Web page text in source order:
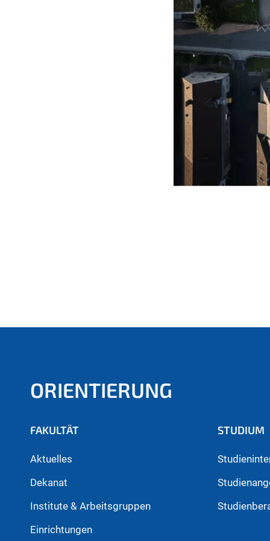
ORIENTIERUNG
FAKULTÄT
Aktuelles
Dekanat
Institute & Arbeitsgruppen
Einrichtungen
STUDIUM